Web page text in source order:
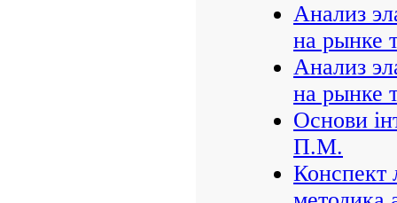
Анализ
на рынке
Анализ
на рынке
Основи
П.М.
Конспект